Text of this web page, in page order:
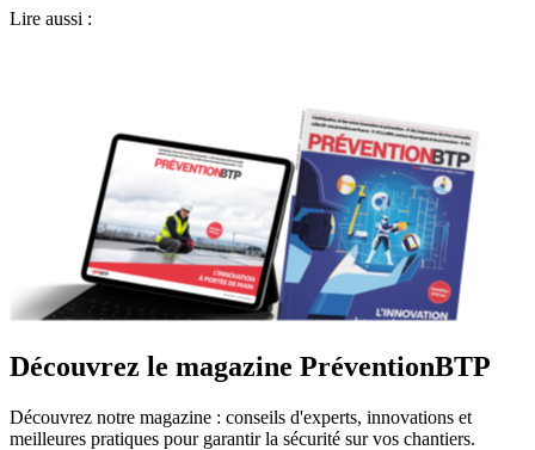
Lire aussi :
Découvrez le magazine PréventionBTP
Découvrez notre magazine : conseils d'experts, innovations et
meilleures pratiques pour garantir la sécurité sur vos chantiers.